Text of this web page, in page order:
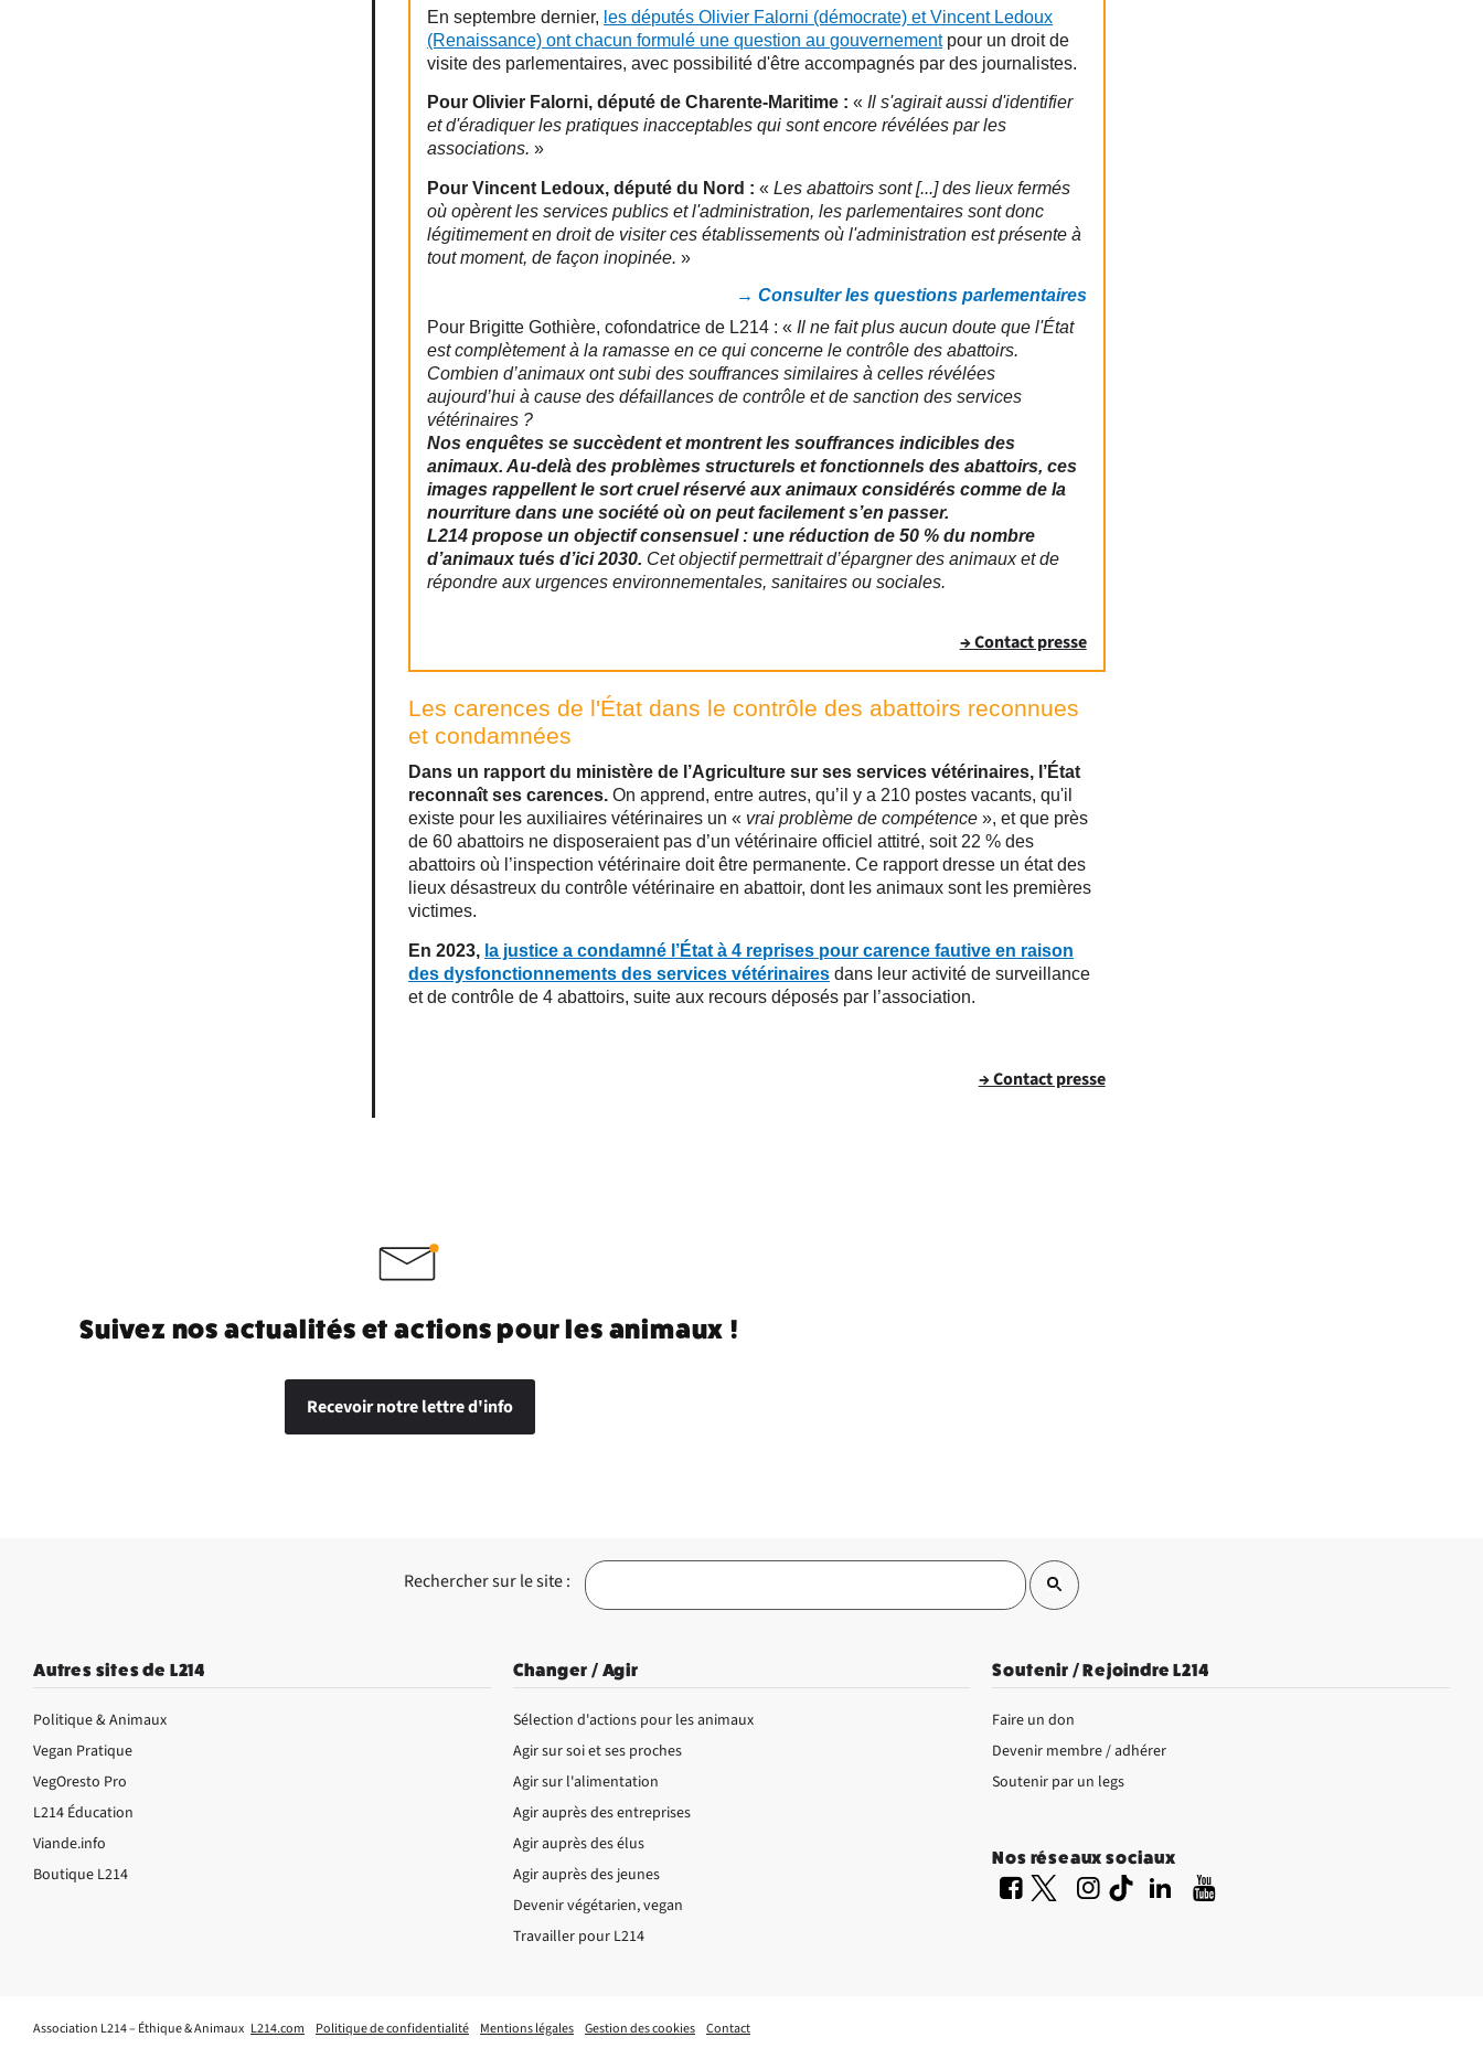
En septembre dernier, les députés Olivier Falorni (démocrate) et Vincent Ledoux
(Renaissance) ont chacun formulé une question au gouvernementpour un droit de
visite des parlementaires, avec possibilité d'être accompagnés par des journalistes.
Pour Olivier Falorni, député de Charente-Maritime : « Il s'agirait aussi d'identifier
et d'éradiquer les pratiques inacceptables qui sont encore révélées par les
associations. »
Pour Vincent Ledoux, député du Nord : «Les abattoirs sont [...] des lieux fermés
où opèrent les services publics et l'administration, les parlementaires sont donc
légitimement en droit de visiter ces établissements où l'administration est présente à
tout moment, de façon inopinée. »
→ Consulter les questions parlementaires
Pour Brigitte Gothière, cofondatrice de L214 : « Il ne fait plus aucun doute que l'État
est complètement à la ramasse en ce qui concerne le contrôle des abattoirs.
Combien d’animaux ont subi des souffrances similaires à celles révélées
aujourd’hui à cause des défaillances de contrôle et de sanction des services
vétérinaires ?
Nos enquêtes se succèdent et montrent les souffrances indicibles des
animaux. Au-delà des problèmes structurels et fonctionnels des abattoirs, ces
images rappellent le sort cruel réservé aux animaux considérés comme de la
nourriture dans une société où on peut facilement s’en passer.
L214 propose un objectif consensuel : une réduction de 50 % du nombre
d’animaux tués d’ici 2030. Cet objectif permettrait d’épargner des animaux et de
répondre aux urgences environnementales, sanitaires ou sociales.
→ Contact presse
Les carences de l'État dans le contrôle des abattoirs reconnues
et condamnées
Dans un rapport du ministère de l’Agriculture sur ses services vétérinaires, l’État
reconnaît ses carences.On apprend, entre autres, qu’il y a 210 postes vacants, qu'il
existe pour les auxiliaires vétérinaires un « vrai problème de compétence», et que près
de 60 abattoirs ne disposeraient pas d’un vétérinaire officiel attitré, soit 22 % des
abattoirs où l’inspection vétérinaire doit être permanente. Ce rapport dresse un état des
lieux désastreux du contrôle vétérinaire en abattoir, dont les animaux sont les premières
victimes.
En 2023, la justice a condamné l’État à 4 reprises pour carence fautive en raison
des dysfonctionnements des services vétérinaires dans leur activité de surveillance
et de contrôle de 4 abattoirs, suite aux recours déposés par l’association.
→ Contact presse
Suivez nos actualités et actions pour les animaux !
Recevoir notre lettre d'info
Rechercher sur le site :
Autres sites de L214
Politique & Animaux
Vegan Pratique
VegOresto Pro
L214 Éducation
Viande.info
Boutique L214
Changer / Agir
Sélection d'actions pour les animaux
Agir sur soi et ses proches
Agir sur l'alimentation
Agir auprès des entreprises
Agir auprès des élus
Agir auprès des jeunes
Devenir végétarien, vegan
Travailler pour L214
Soutenir / Rejoindre L214
Faire un don
Devenir membre / adhérer
Soutenir par un legs
Nos réseaux sociaux
Association L214 – Éthique & Animaux L214.com Politique de confidentialité Mentions légales Gestion des cookies Contact